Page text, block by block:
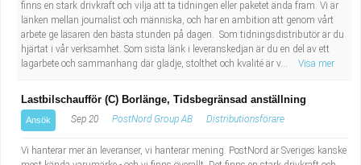
finns en stark drivkraft och vilja att ta tidningen eller paketet ända fram. Vi är
länken mellan journalist och människa, och har en ambition att genom vårt
arbete ge läsaren den bästa stunden på dagen. Som tidningsdistributör är du
hjärtat i vår verksamhet. Som sista länk i leveranskedjan är du en del av ett
lagarbete och sammanhang där glädje, stolthet och kvalité är v...
Visa mer
Lastbilschaufför (C) Borlänge, Tidsbegränsad anställning
Ansök Sep 20 PostNord Group AB Distributionsförare
Vi hanterar mer än leveranser, vi hanterar mening. PostNord är Sveriges kanske